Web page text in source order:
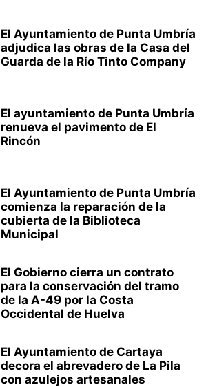
El Ayuntamiento de Punta Umbría
adjudica las obras de la Casa del
Guarda de la Río Tinto Company
El ayuntamiento de Punta Umbría
renueva el pavimento de El
Rincón
El Ayuntamiento de Punta Umbría
comienza la reparación de la
cubierta de la Biblioteca
Municipal
El Gobierno cierra un contrato
para la conservación del tramo
de la A-49 por la Costa
Occidental de Huelva
El Ayuntamiento de Cartaya
decora el abrevadero de La Pila
con azulejos artesanales